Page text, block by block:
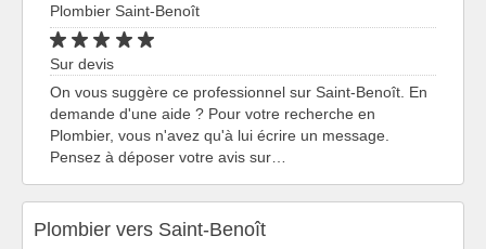
Plombier Saint-Benoît
Sur devis
On vous suggère ce professionnel sur Saint-Benoît. En
demande d'une aide ? Pour votre recherche en
Plombier, vous n'avez qu'à lui écrire un message.
Pensez à déposer votre avis sur…
Plombier vers Saint-Benoît